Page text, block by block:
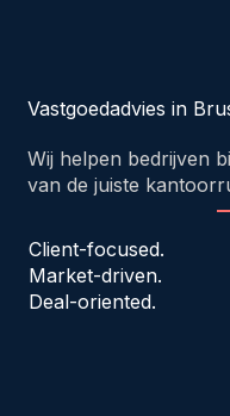
Vastgoedadvies in
Wij helpen bedrijven
van de juiste
Client-focused.
Market-driven.
Deal-oriented.